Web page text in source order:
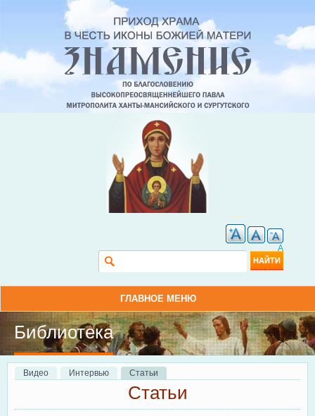
A
Форма поиска
ГЛАВНОЕ МЕНЮ
Библиотека
Главные вкладки
Видео Интервью Статьи
Статьи